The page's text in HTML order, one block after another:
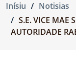
Inísiu
Notisias
S.E. VICE MAE
AUTORIDADE